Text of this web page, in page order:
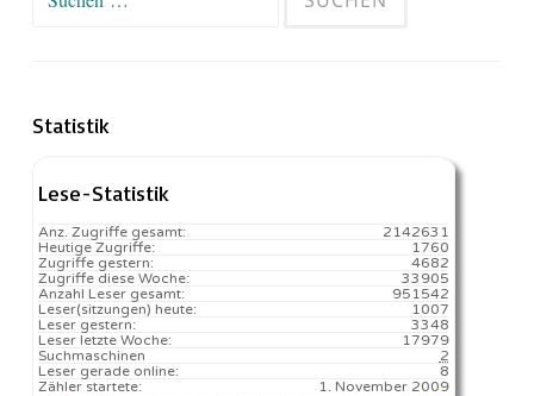
Statistik
Lese-Statistik
2142631
Anz. Zugriffe gesamt:
1760
Heutige Zugriffe:
4682
Zugriffe gestern:
33905
Zugriffe diese Woche:
951542
Anzahl Leser gesamt:
1007️
Leser(sitzungen) heute:
3348
Leser gestern:
17979️
Leser letzte Woche:
2
Suchmaschinen
8
Leser gerade online:
1. November 2009
Zähler startete: